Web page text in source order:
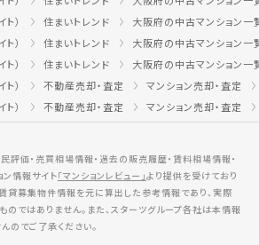
）
住まいトレンド
大阪府の中古マンション一
）
住まいトレンド
大阪府の中古マンション一
）
住まいトレンド
大阪府の中古マンション一
）
不動産売却・査定
マンション売却・査定
）
不動産売却・査定 マンション売却・査定
評価・売買相場情報・過去の販売履歴・賃料相場情報・
ン情報サイト「マンションレビュー」より提供を受けており
貸募集物件情報を元に算出した参考情報であり、実際
のではありません。また、スターツグループ各社は本情報
のでご了承ください。